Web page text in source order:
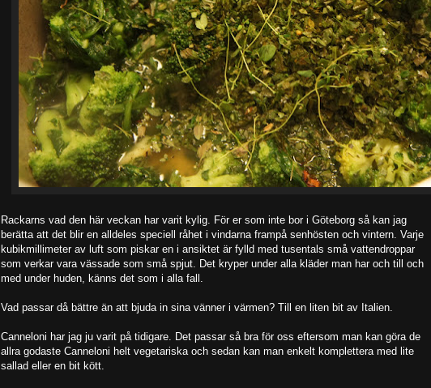
Rackarns vad den här veckan har varit kylig. För er som inte bor i Göteborg så kan jag
berätta att det blir en alldeles speciell råhet i vindarna frampå senhösten och vintern. Varje
kubikmillimeter av luft som piskar en i ansiktet är fylld med tusentals små vattendroppar
som verkar vara vässade som små spjut. Det kryper under alla kläder man har och till och
med under huden, känns det som i alla fall.
Vad passar då bättre än att bjuda in sina vänner i värmen? Till en liten bit av Italien.
Canneloni har jag ju varit på tidigare. Det passar så bra för oss eftersom man kan göra de
allra godaste Canneloni helt vegetariska och sedan kan man enkelt komplettera med lite
sallad eller en bit kött.